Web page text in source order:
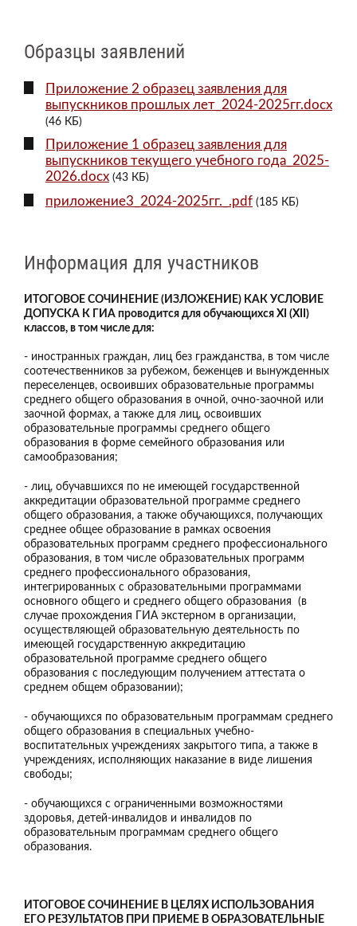
Образцы заявлений
Приложение 2 образец заявления для
выпускников прошлых лет_2024-2025гг.docx
(46 КБ)
Приложение 1 образец заявления для
выпускников текущего учебного года_2025-
2026.docx (43 КБ)
приложение3_2024-2025гг._.pdf (185 КБ)
Информация для участников
ИТОГОВОЕ СОЧИНЕНИЕ (ИЗЛОЖЕНИЕ) КАК УСЛОВИЕ
ДОПУСКА К ГИА проводится для обучающихся XI (XII)
классов, в том числе для:
- иностранных граждан, лиц без гражданства, в том числе
соотечественников за рубежом, беженцев и вынужденных
переселенцев, освоивших образовательные программы
среднего общего образования в очной, очно-заочной или
заочной формах, а также для лиц, освоивших
образовательные программы среднего общего
образования в форме семейного образования или
самообразования;
- лиц, обучавшихся по не имеющей государственной
аккредитации образовательной программе среднего
общего образования, а также обучающихся, получающих
среднее общее образование в рамках освоения
образовательных программ среднего профессионального
образования, в том числе образовательных программ
среднего профессионального образования,
интегрированных с образовательными программами
основного общего и среднего общего образования (в
случае прохождения ГИА экстерном в организации,
осуществляющей образовательную деятельность по
имеющей государственную аккредитацию
образовательной программе среднего общего
образования с последующим получением аттестата о
среднем общем образовании);
- обучающихся по образовательным программам среднего
общего образования в специальных учебно-
воспитательных учреждениях закрытого типа, а также в
учреждениях, исполняющих наказание в виде лишения
свободы;
- обучающихся с ограниченными возможностями
здоровья, детей-инвалидов и инвалидов по
образовательным программам среднего общего
образования.
ИТОГОВОЕ СОЧИНЕНИЕ В ЦЕЛЯХ ИСПОЛЬЗОВАНИЯ
ЕГО РЕЗУЛЬТАТОВ ПРИ ПРИЕМЕ В ОБРАЗОВАТЕЛЬНЫЕ